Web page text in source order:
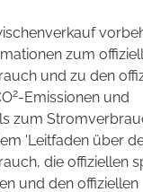
zum
und zu den
2-Emissionen und
zum
'Leitfaden über
die offiziellen
und den offiziellen